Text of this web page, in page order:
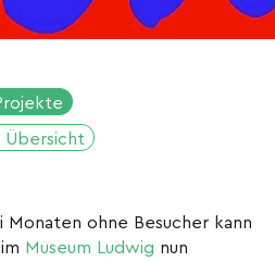
Übersicht
Monaten ohne Besucher kann
Museum Ludwig nun